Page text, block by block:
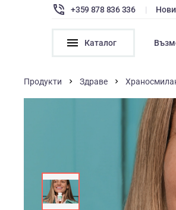
+359 878 836 336 |
Каталог
Продукти Здраве